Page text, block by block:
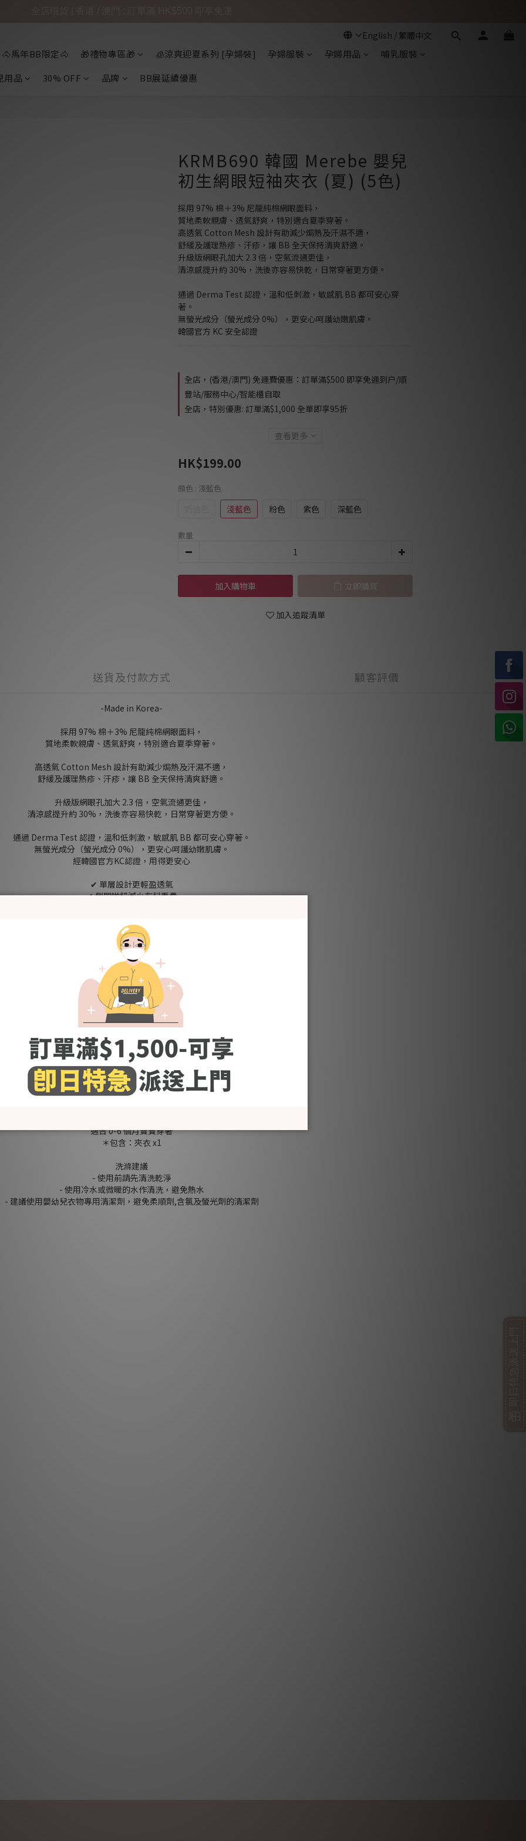
🐴馬年BB限定🐴 🎁禮物專區🎁 🧊涼爽迎夏系列 [孕婦裝] 孕婦服裝 孕婦用品
哺乳服裝
用品
30% OFF 品牌 BB展延續優惠
KRMB690 韓國 Merebe 嬰兒
初生網眼短䄂夾衣 (夏) (5色)
採用 97% 棉＋3% 尼龍純棉網眼面料，
質地柔軟親膚、透氣舒爽，特別適合夏季穿著。
高透氣 Cotton Mesh 設計有助減少焗熱及汗濕不適，
舒緩及護理熱疹、汗疹，讓 BB 全天保持清爽舒適。
升級版網眼孔加大 2.3 倍，空氣流通更佳，
清涼感提升約 30%，洗後亦容易快乾，日常穿著更方便。
通過 Derma Test 認證，溫和低刺激，敏感肌 BB 都可安心穿
著。
無螢光成分（螢光成分 0%），更安心呵護幼嫩肌膚。
韓國官方 KC 安全認證
全店，(香港/澳門) 免運費優惠：訂單滿$500 即享免運到户/順
豐站/服務中心/智能櫃自取
全店，特別優惠: 訂單滿$1,000 全單即享95折
查看更多
HK$199.00
顏色 : 淺藍色
淺藍色 粉色 紫色 深藍色
數量
加入購物車 立即購買
加入追蹤清單
送貨及付款方式 顧客評價
-Made in Korea-
採用 97% 棉＋3% 尼龍純棉網眼面料，
質地柔軟親膚、透氣舒爽，特別適合夏季穿著。
高透氣 Cotton Mesh 設計有助減少焗熱及汗濕不適，
舒緩及護理熱疹、汗疹，讓 BB 全天保持清爽舒適。
升級版網眼孔加大 2.3 倍，空氣流通更佳，
清涼感提升約 30%，洗後亦容易快乾，日常穿著更方便。
通過 Derma Test 認證，溫和低刺激，敏感肌 BB 都可安心穿著。
無螢光成分（螢光成分 0%），更安心呵護幼嫩肌膚。
經韓國官方KC認證，用得更安心
✔ 單層設計更輕盈透氣
✔ 側開啪鈕減少布料重疊
✔ 襠部啪鈕方便更換尿片
✔ 升級 2 段式啪鈕 可按 BB 身型調節長度
✔ 舒適尿片線位 不易夾肉更自在
✔ 室內外都適合穿著
特別適合：
✔ 容易出汗 BB
✔ 擔心熱疹、汗疹
✔ 夏季及炎熱天氣穿著
[Fabric] 97% Cotton / 3% Nylon
奶油 Cream /淺藍色Light Blue / 粉色 Pink / 深藍色 Dark Blue
[Size (in cm)]
適合 0-6 個月寶寶穿著
＊包含：夾衣 x1
洗滌建議
- 使用前請先清洗乾淨
- 使用冷水或微暖的水作清洗，避免熱水
- 建議使用嬰幼兒衣物專用清潔劑，避免柔順劑,含氯及螢光劑的清潔劑